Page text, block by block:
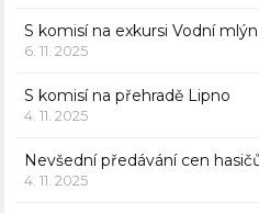
S komisí na exkursi Vodní
6. 11. 2025
S komisí na přehradě Lipno
4. 11. 2025
Nevšední předávání cen
4. 11. 2025